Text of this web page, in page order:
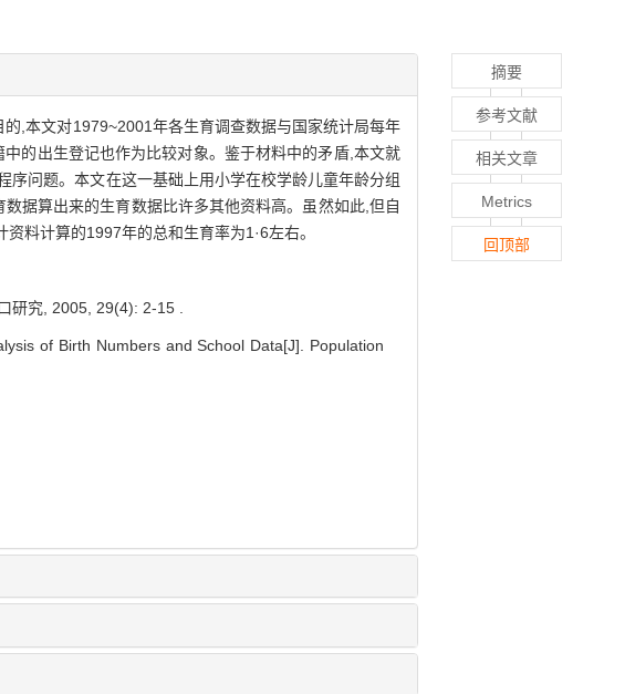
,本文对1979~2001年各生育调查数据与国家统计局每年
的出生登记也作为比较对象。鉴于材料中的矛盾,本文就
问题。本文在这一基础上用小学在校学龄儿童年龄分组
据算出来的生育数据比许多其他资料高。虽然如此,但自
料计算的1997年的总和生育率为1·6左右。
研究, 2005, 29(4): 2-15 .
of Birth Numbers and School Data[J]. Population
摘要
参考文献
相关文章
Metrics
回顶部